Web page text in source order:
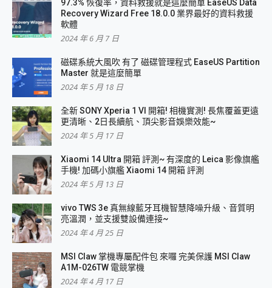
97.3% 恢復率，資料救援就是這麼簡單 EaseUS Data
Recovery Wizard Free 18.0.0 業界最好的資料救援
軟體
2024 年 6 月 7 日
磁碟系統大風吹 有了 磁碟管理程式 EaseUS Partition
Master 就是這麼簡單
2024 年 5 月 18 日
全新 SONY Xperia 1 VI 開箱! 相機實測! 長焦覆蓋更遠
更清晰、2日長續航、頂尖影音娛樂效能~
2024 年 5 月 17 日
Xiaomi 14 Ultra 開箱 評測~ 有深度的 Leica 影像旗艦
手機! 加碼小旗艦 Xiaomi 14 開箱 評測
2024 年 5 月 13 日
vivo TWS 3e 真無線藍牙耳機智慧降噪升級、音質明
亮溫潤，並支援雙設備連接~
2024 年 4 月 25 日
MSI Claw 掌機專屬配件包 來囉 完美保護 MSI Claw
A1M-026TW 電競掌機
2024 年 4 月 17 日